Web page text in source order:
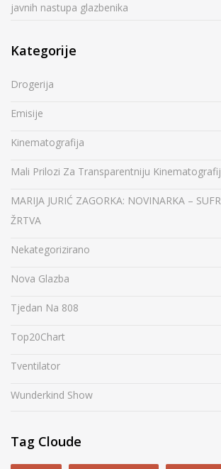
javnih nastupa glazbenika
Kategorije
Drogerija
Emisije
Kinematografija
Mali Prilozi Za Transparentniju
MARIJA JURIĆ ZAGORKA: NOVINARKA –
ŽRTVA
Nekategorizirano
Nova Glazba
Tjedan Na 808
Top20Chart
Tventilator
Wunderkind Show
Tag Cloude